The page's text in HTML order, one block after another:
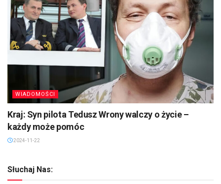
WIADOMOŚCI
Kraj: Syn pilota Tedusz Wrony walczy o życie –
każdy może pomóc
2024-11-22
Słuchaj Nas: